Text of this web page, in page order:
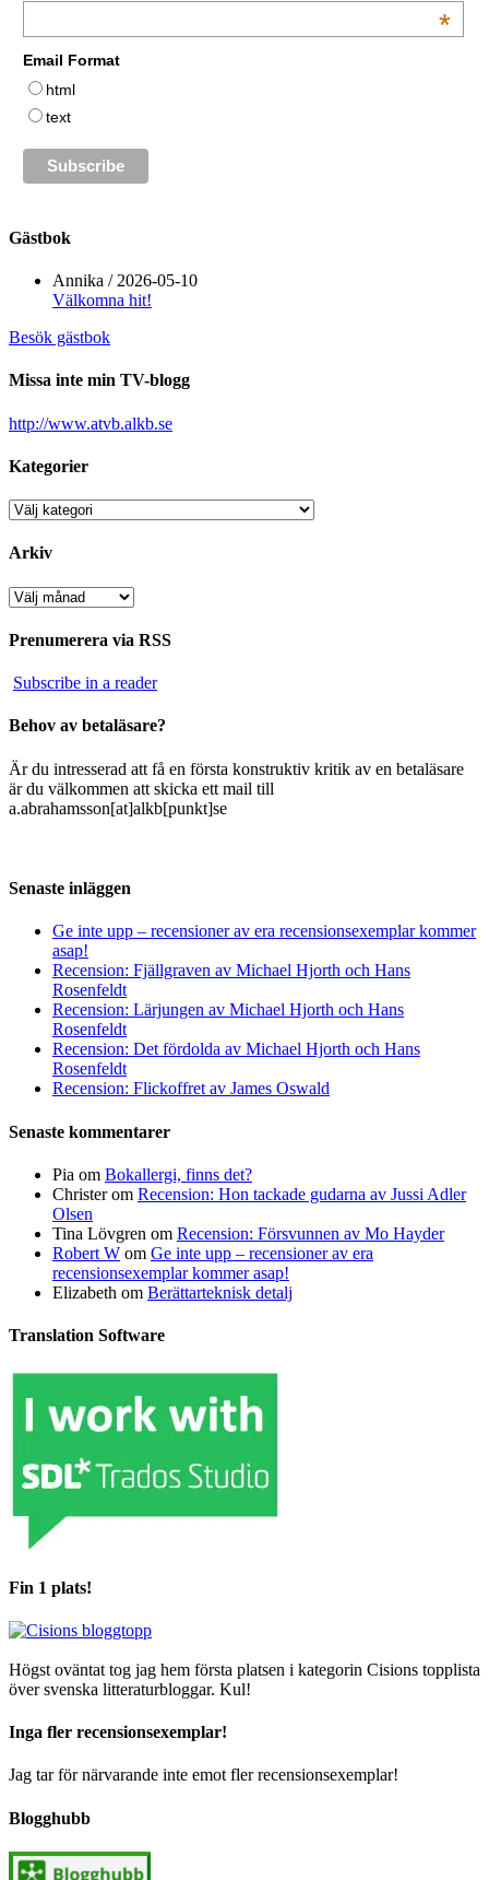
*
Email Format
html
text
Gästbok
Annika / 2026-05-10
Välkomna hit!
Besök gästbok
Missa inte min TV-blogg
http://www.atvb.alkb.se
Kategorier
Kategorier
Arkiv
Arkiv
Prenumerera via RSS
Subscribe in a reader
Behov av betaläsare?
Är du intresserad att få en första konstruktiv kritik av en betaläsare
är du välkommen att skicka ett mail till
a.abrahamsson[at]alkb[punkt]se
Senaste inläggen
Ge inte upp – recensioner av era recensionsexemplar kommer
asap!
Recension: Fjällgraven av Michael Hjorth och Hans
Rosenfeldt
Recension: Lärjungen av Michael Hjorth och Hans
Rosenfeldt
Recension: Det fördolda av Michael Hjorth och Hans
Rosenfeldt
Recension: Flickoffret av James Oswald
Senaste kommentarer
Pia om Bokallergi, finns det?
Christerom Recension: Hon tackade gudarna av Jussi Adler
Olsen
Tina Lövgren om Recension: Försvunnen av Mo Hayder
Robert W om Ge inte upp – recensioner av era
recensionsexemplar kommer asap!
Elizabeth om Berättarteknisk detalj
Translation Software
Fin 1 plats!
Högst oväntat tog jag hem första platsen i kategorin Cisions topplista
över svenska litteraturbloggar. Kul!
Inga fler recensionsexemplar!
Jag tar för närvarande inte emot fler recensionsexemplar!
Blogghubb